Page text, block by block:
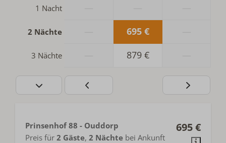
1 Nacht
2 Nächte 695 €
3 Nächte 879 €
695 €
Prinsenhof 88 - Ouddorp
Preis für 2 Gäste, 2 Nächte bei Ankunft